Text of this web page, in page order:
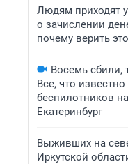
Людям приходят
о зачислении
почему верить
Восемь сбили,
Все, что известно
беспилотников на
Екатеринбург
Выживших на
Иркутской